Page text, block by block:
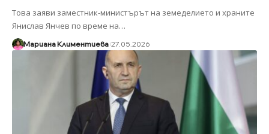
Това заяви заместник-министърът на земеделието и храните
Янислав Янчев по време на…
Мариана Климентиева 27.05.2026